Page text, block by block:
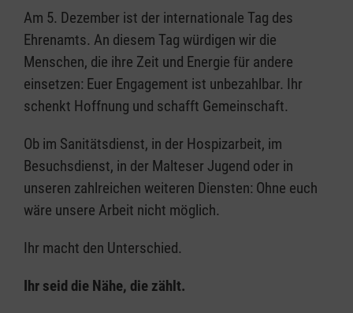
Am 5. Dezember ist der internationale Tag des
Ehrenamts. An diesem Tag würdigen wir die
Menschen, die ihre Zeit und Energie für andere
einsetzen: Euer Engagement ist unbezahlbar. Ihr
schenkt Hoffnung und schafft Gemeinschaft.
Ob im Sanitätsdienst, in der Hospizarbeit, im
Besuchsdienst, in der Malteser Jugend oder in
unseren zahlreichen weiteren Diensten: Ohne euch
wäre unsere Arbeit nicht möglich.
Ihr macht den Unterschied.
Ihr seid die Nähe, die zählt.